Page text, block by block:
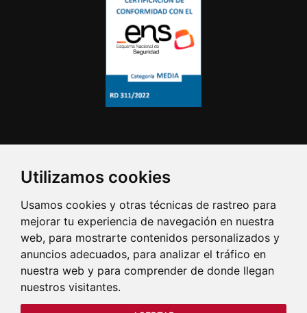
Utilizamos cookies
Usamos cookies y otras técnicas de rastreo para
mejorar tu experiencia de navegación en nuestra
web, para mostrarte contenidos personalizados y
anuncios adecuados, para analizar el tráfico en
nuestra web y para comprender de donde llegan
nuestros visitantes.